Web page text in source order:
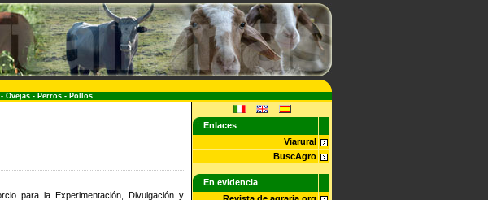
- Ovejas - Perros - Pollos
para la Experimentación, Divulgación y
Enlaces
Viarural
BuscAgro
En evidencia